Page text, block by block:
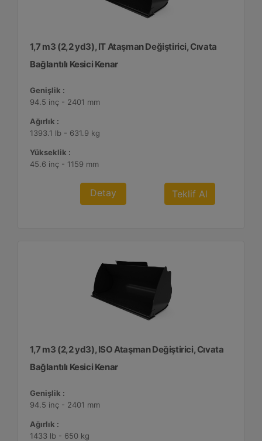
1,7 m3 (2,2 yd3), IT Ataşman Değiştirici, Cıvata
Bağlantılı Kesici Kenar
Genişlik :
94.5 inç - 2401 mm
Ağırlık :
1393.1 lb - 631.9 kg
Yükseklik :
45.6 inç - 1159 mm
Detay Teklif Al
1,7 m3 (2,2 yd3), ISO Ataşman Değiştirici, Cıvata
Bağlantılı Kesici Kenar
Genişlik :
94.5 inç - 2401 mm
Ağırlık :
1433 lb - 650 kg